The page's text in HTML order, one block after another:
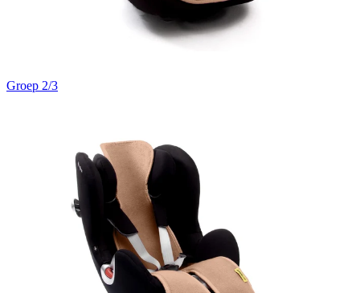
Groep 2/3